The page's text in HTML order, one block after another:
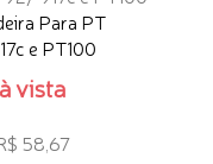
Para PT
e PT100
vista
58,67